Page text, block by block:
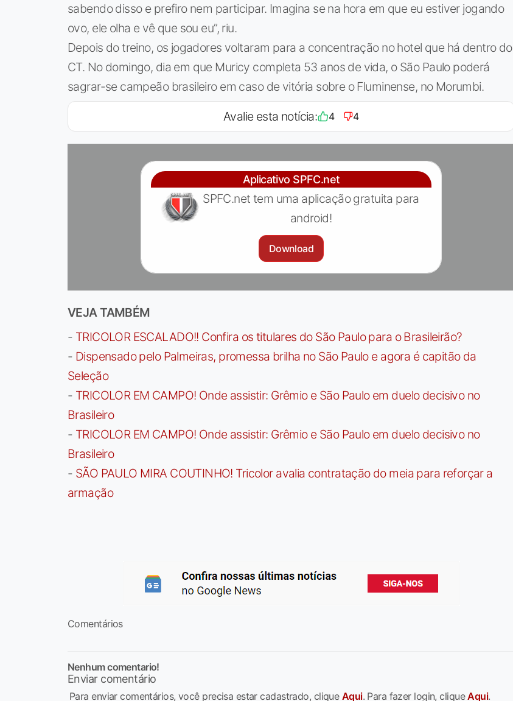
sabendo disso e prefiro nem participar. Imagina se na hora em que eu estiver jogando
ovo, ele olha e vê que sou eu”, riu.
Depois do treino, os jogadores voltaram para a concentração no hotel que há dentro do
CT. No domingo, dia em que Muricy completa 53 anos de vida, o São Paulo poderá
sagrar-se campeão brasileiro em caso de vitória sobre o Fluminense, no Morumbi.
Avalie esta notícia: 4 4
Aplicativo SPFC.net
SPFC.net tem uma aplicação gratuita para
android!
Download
VEJA TAMBÉM
- TRICOLOR ESCALADO!! Confira os titulares do São Paulo para o Brasileirão?
- Dispensado pelo Palmeiras, promessa brilha no São Paulo e agora é capitão da
Seleção
- TRICOLOR EM CAMPO! Onde assistir: Grêmio e São Paulo em duelo decisivo no
Brasileiro
- TRICOLOR EM CAMPO! Onde assistir: Grêmio e São Paulo em duelo decisivo no
Brasileiro
- SÃO PAULO MIRA COUTINHO! Tricolor avalia contratação do meia para reforçar a
armação
Comentários
Nenhum comentario!
Enviar comentário
Para enviar comentários, você precisa estar cadastrado, clique Aqui. Para fazer login, cliqueAqui.